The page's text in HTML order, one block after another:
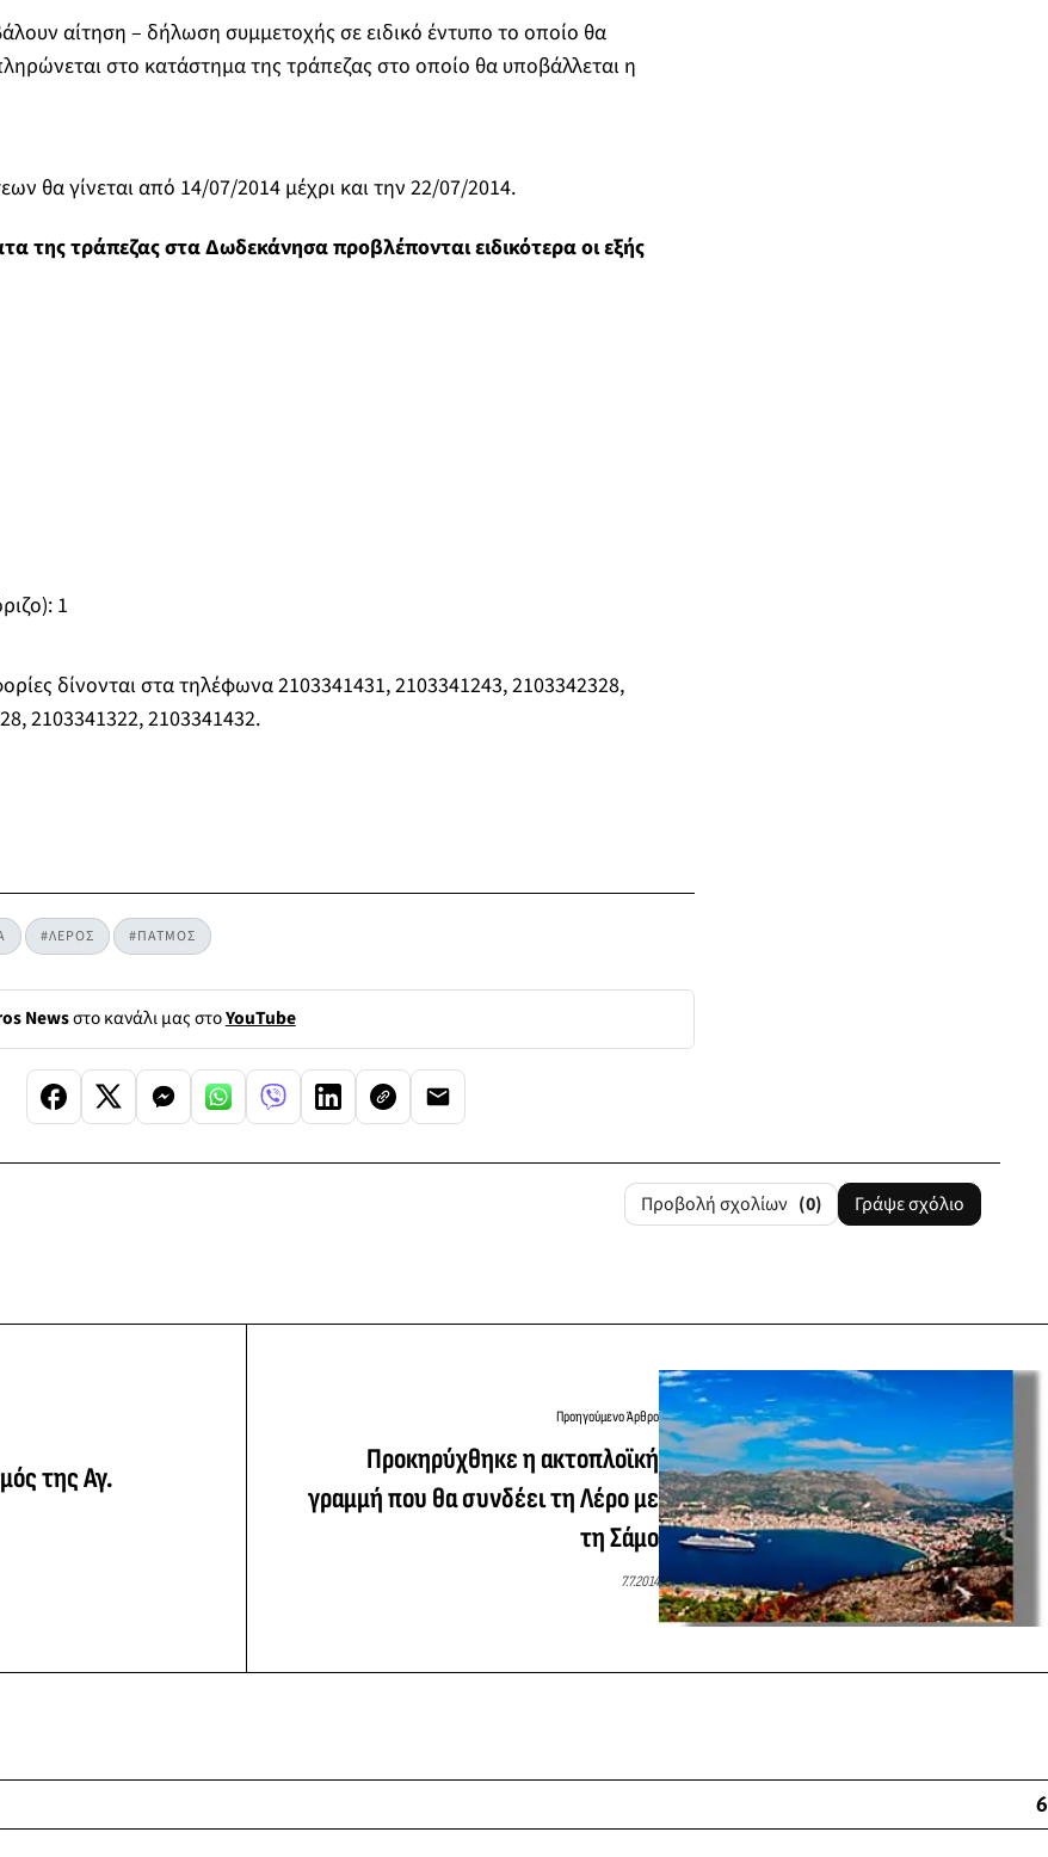
αίτηση – δήλωση συμμετοχής σε ειδικό έντυπο το οποίο θα
στο κατάστημα της τράπεζας στο οποίο θα υποβάλλεται η
θα γίνεται από 14/07/2014 μέχρι και την 22/07/2014.
της τράπεζας στα Δωδεκάνησα προβλέπονται ειδικότερα οι εξής
1
δίνονται στα τηλέφωνα 2103341431, 2103341243, 2103342328,
2103341322, 2103341432.
#ΛΕΡΟΣ #ΠΑΤΜΟΣ
Newsστο κανάλι μας στοYouTube
Προβολή σχολίων (0) Γράψε σχόλιο
της Αγ.
Προηγούμενο Άρθρο
Προκηρύχθηκε η ακτοπλοϊκή
γραμμή που θα συνδέει τη Λέρο με
τη Σάμο
7.7.2014
6